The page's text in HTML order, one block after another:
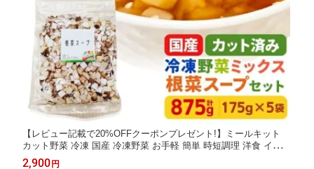
【レビュー記載で20%OFFクーポンプレゼント!】ミールキット
カット野菜 冷凍 国産 冷凍野菜 お手軽 簡単 時短調理 洋食 イタリ
アン 和風 スープ おつゆ きのこ冷凍カット済み 野菜ミックス 根
2,900円